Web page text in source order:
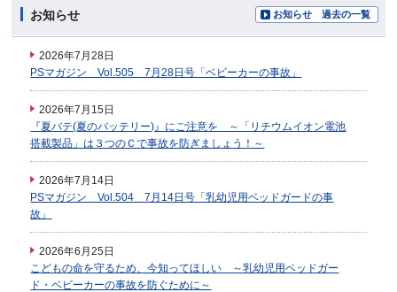
お知らせ お知らせ 過去の一覧
2026年7月28日
PSマガジン Vol.505 7月28日号「ベビーカーの事故」
2026年7月15日
『夏バテ(夏のバッテリー)』にご注意を ～「リチウムイオン電池
搭載製品」は３つのＣで事故を防ぎましょう！～
2026年7月14日
PSマガジン Vol.504 7月14日号「乳幼児用ベッドガードの事
故」
2026年6月25日
こどもの命を守るため、今知ってほしい ～乳幼児用ベッドガー
ド・ベビーカーの事故を防ぐために～